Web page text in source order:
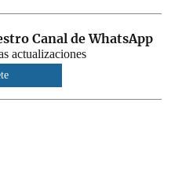
Canal de WhatsApp
actualizaciones